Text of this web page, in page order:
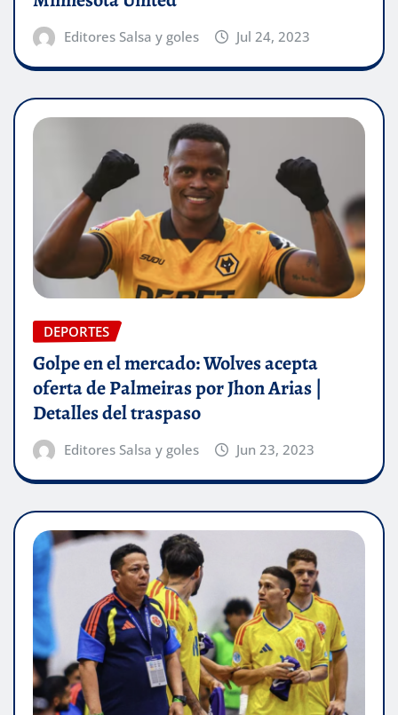
Editores Salsa y goles Jul 24, 2023
DEPORTES
Golpe en el mercado: Wolves acepta
oferta de Palmeiras por Jhon Arias |
Detalles del traspaso
Editores Salsa y goles Jun 23, 2023